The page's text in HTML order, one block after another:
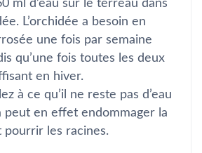
ml d’eau sur le terreau dans
L’orchidée a besoin en
une fois par semaine
qu’une fois toutes les deux
en hiver.
à ce qu’il ne reste pas d’eau
peut en effet endommager la
pourrir les racines.